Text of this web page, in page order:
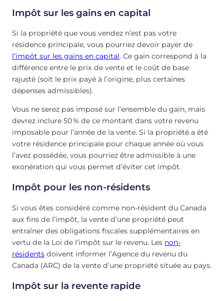
Impôt sur les gains en capital
Si la propriété que vous vendez n’est pas votre
résidence principale, vous pourriez devoir payer de
l’impôt sur les gains en capital. Ce gain correspond à la
différence entre le prix de vente et le coût de base
rajusté (soit le prix payé à l’origine, plus certaines
dépenses admissibles).
Vous ne serez pas imposé sur l’ensemble du gain, mais
devrez inclure 50 % de ce montant dans votre revenu
imposable pour l’année de la vente. Si la propriété a été
votre résidence principale pour chaque année où vous
l’avez possédée, vous pourriez être admissible à une
exonération qui vous permet d’éviter cet impôt.
Impôt pour les non-résidents
Si vous êtes considéré comme non-résident du Canada
aux fins de l’impôt, la vente d’une propriété peut
entraîner des obligations fiscales supplémentaires en
vertu de la Loi de l’impôt sur le revenu. Les non-
résidents doivent informer l’Agence du revenu du
Canada (ARC) de la vente d’une propriété située au pays.
Impôt sur la revente rapide